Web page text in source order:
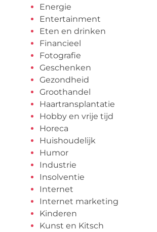
Energie
Entertainment
Eten en drinken
Financieel
Fotografie
Geschenken
Gezondheid
Groothandel
Haartransplantatie
Hobby en vrije tijd
Horeca
Huishoudelijk
Humor
Industrie
Insolventie
Internet
Internet marketing
Kinderen
Kunst en Kitsch